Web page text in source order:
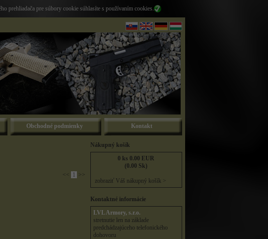
prehliadača pre súbory cookie súhlasíte s používaním cookies.
Obchodné podmienky Kontakt
<< 1 >>
Nákupný košík
0 ks 0.00 EUR
(0.00 Sk)
zobraziť Váš nákupný košík >
Kontaktné informácie
LVL Armory, s.r.o.
stretnutie len na základe
predchádzajúceho telefonického
dohovoru